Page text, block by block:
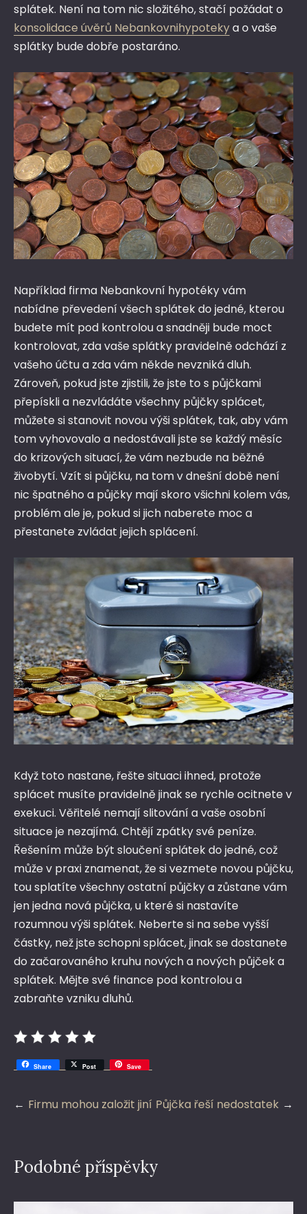
splátek. Není na tom nic složitého, stačí požádat o
konsolidace úvěrů Nebankovnihypotekya o vaše
splátky bude dobře postaráno.
Například firma Nebankovní hypotéky vám
nabídne převedení všech splátek do jedné, kterou
budete mít pod kontrolou a snadněji bude moct
kontrolovat, zda vaše splátky pravidelně odchází z
vašeho účtu a zda vám někde nevzniká dluh.
Zároveň, pokud jste zjistili, že jste to s půjčkami
přepískli a nezvládáte všechny půjčky splácet,
můžete si stanovit novou výši splátek, tak, aby vám
tom vyhovovalo a nedostávali jste se každý měsíc
do krizových situací, že vám nezbude na běžné
živobytí. Vzít si půjčku, na tom v dnešní době není
nic špatného a půjčky mají skoro všichni kolem vás,
problém ale je, pokud si jich naberete moc a
přestanete zvládat jejich splácení.
Když toto nastane, řešte situaci ihned, protože
splácet musíte pravidelně jinak se rychle ocitnete v
exekuci. Věřitelé nemají slitování a vaše osobní
situace je nezajímá. Chtějí zpátky své peníze.
Řešením může být sloučení splátek do jedné, což
může v praxi znamenat, že si vezmete novou půjčku,
tou splatíte všechny ostatní půjčky a zůstane vám
jen jedna nová půjčka, u které si nastavíte
rozumnou výši splátek. Neberte si na sebe vyšší
částky, než jste schopni splácet, jinak se dostanete
do začarovaného kruhu nových a nových půjček a
splátek. Mějte své finance pod kontrolou a
zabraňte vzniku dluhů.
Share Post Save
Navigace
Firmu mohou založit jiní Půjčka řeší nedostatek
Podobné příspěvky